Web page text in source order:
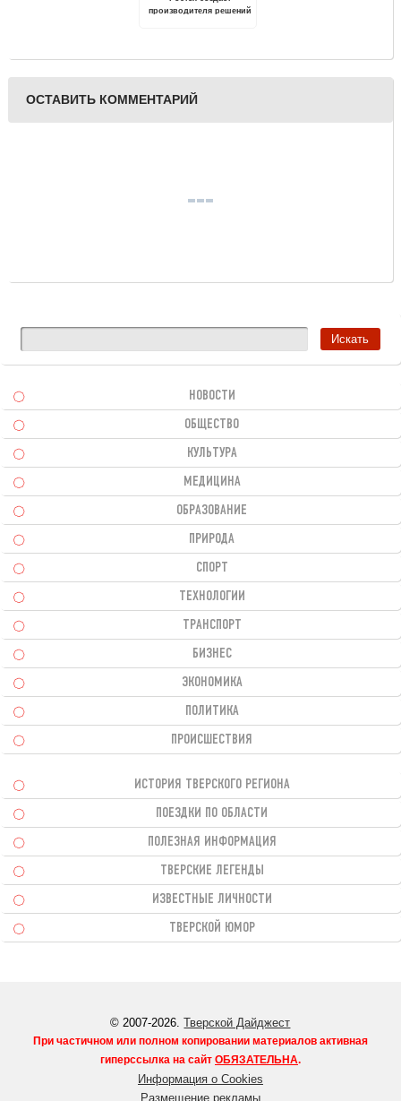
производителя решений
ОСТАВИТЬ КОММЕНТАРИЙ
НОВОСТИ
ОБЩЕСТВО
КУЛЬТУРА
МЕДИЦИНА
ОБРАЗОВАНИЕ
ПРИРОДА
СПОРТ
ТЕХНОЛОГИИ
ТРАНСПОРТ
БИЗНЕС
ЭКОНОМИКА
ПОЛИТИКА
ПРОИСШЕСТВИЯ
ИСТОРИЯ ТВЕРСКОГО РЕГИОНА
ПОЕЗДКИ ПО ОБЛАСТИ
ПОЛЕЗНАЯ ИНФОРМАЦИЯ
ТВЕРСКИЕ ЛЕГЕНДЫ
ИЗВЕСТНЫЕ ЛИЧНОСТИ
ТВЕРСКОЙ ЮМОР
© 2007-2026.Тверской Дайджест
При частичном или полном копировании материалов активная
гиперссылка на сайт ОБЯЗАТЕЛЬНА.
Информация о Cookies
Размещение рекламы